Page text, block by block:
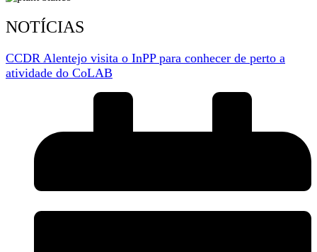
NOTÍCIAS
CCDR Alentejo visita o InPP para conhecer de perto a
atividade do CoLAB